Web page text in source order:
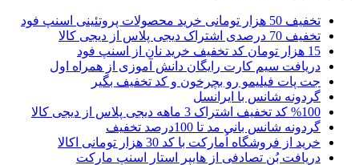
تخفیف 50 هزار تومانی خرید محصولات پروتئینی اسنپ فود
تخفیف 70 درصدی اشتراک دیجی پلاس از دیجی کالا
15 هزار تومان کد تخفیف خرید نان از اسنپ فود
دریافت سیم کارت رایگان دانش آموزی از همراه اول
جت پات فیلیمو رو بچرخون و کد تخفیف بگیر
گردونه شانس با ایرانسل
%100 کد تخفیف اشتراک 3 ماهه دیجی پلاس از دیجی کالا
گردونه شانس بانی مد تا 100درصد تخفیف
خرید از فروشگاه اُمارکت با کد 30 هزار تومانی اکالا
دریافت بُن تصادفی از هایپر استار اسنپ مارکت